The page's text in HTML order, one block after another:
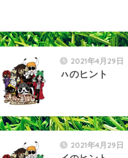
2021年4月29日
ㇵのヒント
2021年4月29日